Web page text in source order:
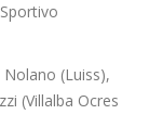
(Luiss),
(Villalba Ocres